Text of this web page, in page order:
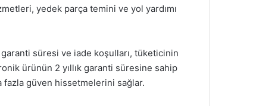
yedek parça temini ve yol yardımı
süresi ve iade koşulları, tüketicinin
ürünün 2 yıllık garanti süresine sahip
fazla güven hissetmelerini sağlar.